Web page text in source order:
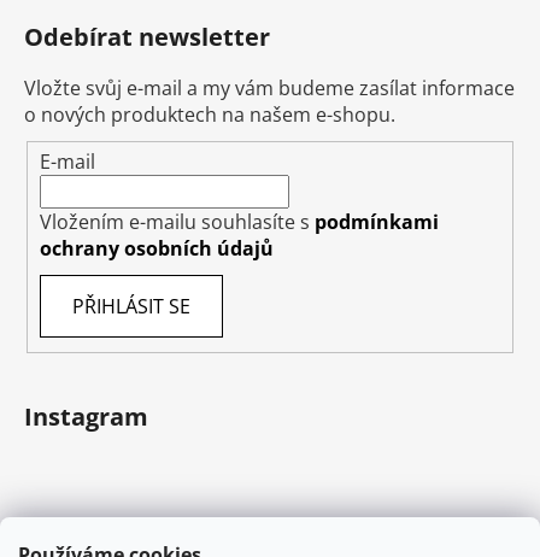
Odebírat newsletter
Vložte svůj e-mail a my vám budeme zasílat informace
o nových produktech na našem e-shopu.
E-mail
Vložením e-mailu souhlasíte s podmínkami
ochrany osobních údajů
PŘIHLÁSIT SE
Instagram